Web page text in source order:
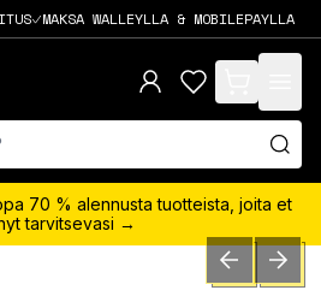
MAKSA WALLEYLLA & MOBILEPAYLLA
items in cart,
70 % alennusta tuotteista, joita et
tarvitsevasi →
PREVIOUSNEXT